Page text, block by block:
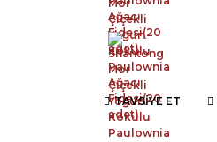
TAVSİYE ET